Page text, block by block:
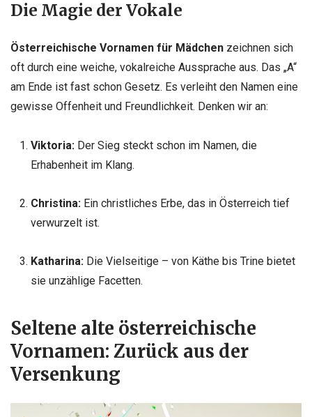
Die Magie der Vokale
Österreichische Vornamen für Mädchen zeichnen sich
oft durch eine weiche, vokalreiche Aussprache aus. Das „A“
am Ende ist fast schon Gesetz. Es verleiht den Namen eine
gewisse Offenheit und Freundlichkeit. Denken wir an:
Viktoria:Der Sieg steckt schon im Namen, die
Erhabenheit im Klang.
Christina:Ein christliches Erbe, das in Österreich tief
verwurzelt ist.
Katharina:Die Vielseitige – von Käthe bis Trine bietet
sie unzählige Facetten.
Seltene alte österreichische
Vornamen: Zurück aus der
Versenkung